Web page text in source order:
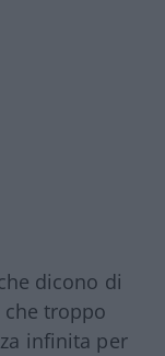
dicono di
troppo
infinita per